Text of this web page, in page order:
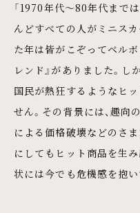
「1970年代～80年代まで
んどすべての人がミニス
た年は皆がこぞってベルボ
レンド』がありました。し
国民が熱狂するようなヒ
せん。その背景には、趣向
による価格破壊などのさ
にしてもヒット商品を生
状には今でも危機感を抱い